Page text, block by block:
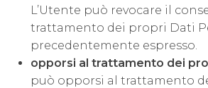
L’Utente può revocare il
trattamento dei propri Dati
precedentemente espresso.
opporsi al trattamento dei
può opporsi al trattamento